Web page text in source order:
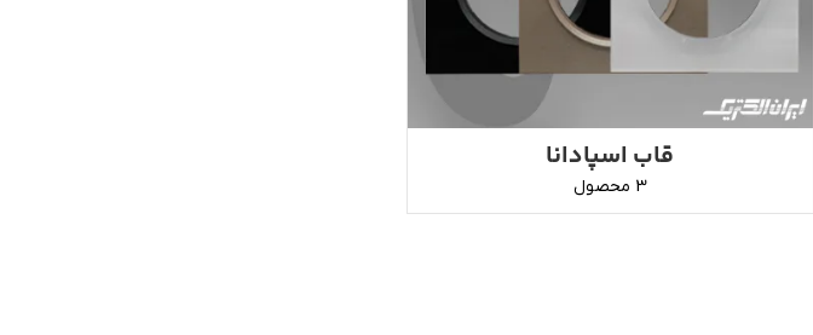
قاب اسپادانا
3 محصول